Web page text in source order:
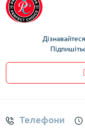
Харчові контейнери Husla
Харчові контейнери
Телефони